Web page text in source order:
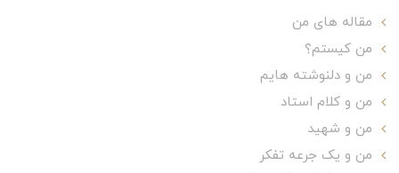
مقاله های من
من کیستم؟
من و دلنوشته هایم
من و کلام استاد
من و شهید
من و یک جرعه تفکر